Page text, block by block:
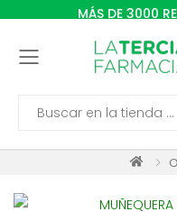
MÁS DE 3000
Toggle
Search